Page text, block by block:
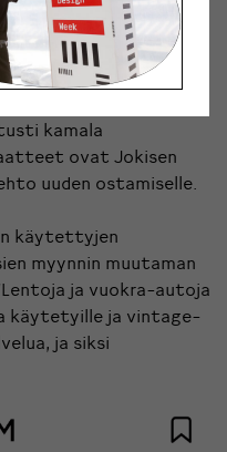
muodin
ajoista, kun hän
ryhmässä, jossa
kamala
ovat Jokisen
uuden ostamiselle.
käytettyjen
myynnin muutaman
ja vuokra-autoja
käytetyille ja vintage-
ja siksi